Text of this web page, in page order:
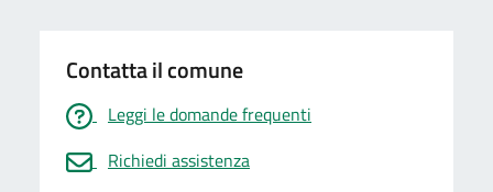
Contatta il comune
Leggi le domande frequenti
Richiedi assistenza